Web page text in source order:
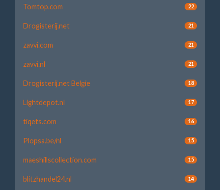
Tomtop.com 22
Drogisterij.net 21
zavvi.com 21
zavvi.nl 21
Drogisterij.net Belgie 18
Lightdepot.nl 17
tiqets.com 16
Plopsa.be/nl 15
maeshillscollection.com 15
blitzhandel24.nl 14